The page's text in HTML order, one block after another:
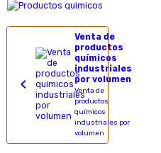
Venta de
productos
químicos
industriales
por volumen
Venta de
productos
químicos
industriales por
volumen